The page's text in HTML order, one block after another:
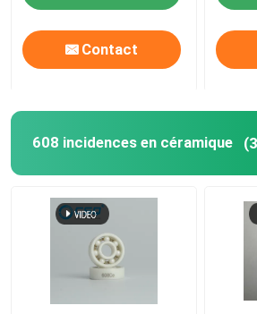
Roulements à billes de carbure
Incidence en céramique de
Étanchéité mécanique
Contact
608 incidences en céramique